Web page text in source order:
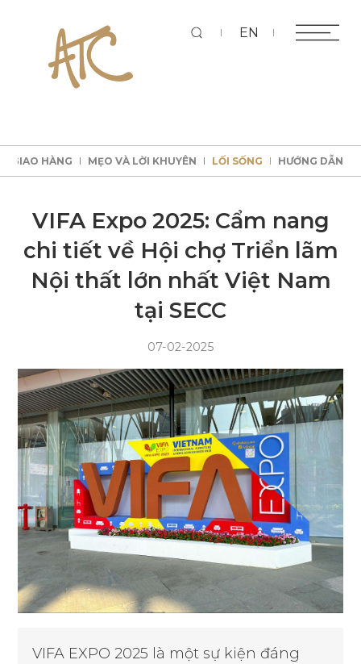
EN
GIAO HÀNG MẸO VÀ LỜI KHUYÊN
GIAO HÀNG MẸO VÀ LỜI KHUYÊN LỐI SỐNG HƯỚNG DẪN
VIFA Expo 2025: Cẩm nang
chi tiết về Hội chợ Triển lãm
Nội thất lớn nhất Việt Nam
tại SECC
07-02-2025
VIFA EXPO 2025 là một sự kiện đáng
Tìm